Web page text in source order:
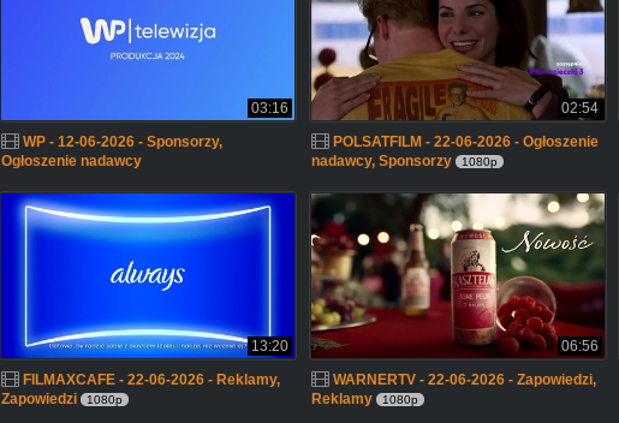
03:16
WP - 12-06-2026 - Sponsorzy,
Ogłoszenie nadawcy
02:54
POLSATFILM - 22-06-2026 - Ogłoszenie
nadawcy, Sponsorzy
1080p
13:20
FILMAXCAFE - 22-06-2026 - Reklamy,
Zapowiedzi
1080p
06:56
WARNERTV - 22-06-2026 - Zapowiedzi,
Reklamy
1080p